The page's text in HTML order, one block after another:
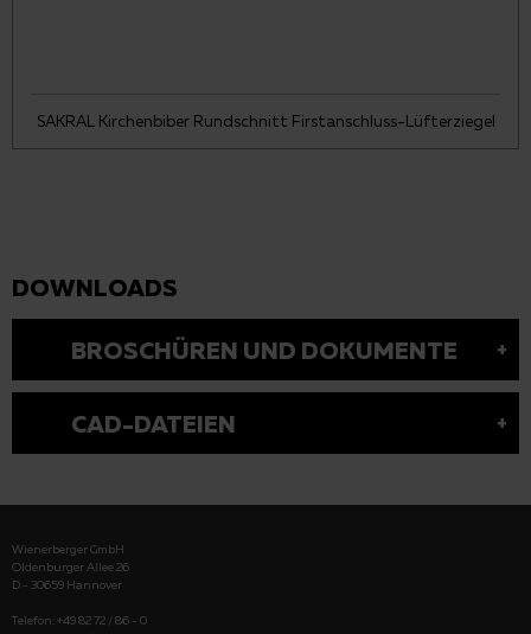
SAKRAL Kirchenbiber Rundschnitt Firstanschluss-Lüfterziegel
DOWNLOADS
BROSCHÜREN UND DOKUMENTE
CAD-DATEIEN
Wienerberger GmbH
Oldenburger Allee 26
D - 30659 Hannover
Telefon: +49 82 72 / 86 - 0